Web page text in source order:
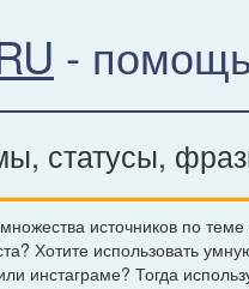
-
статусы,
источников по
Хотите использовать
инстаграме? Тогда